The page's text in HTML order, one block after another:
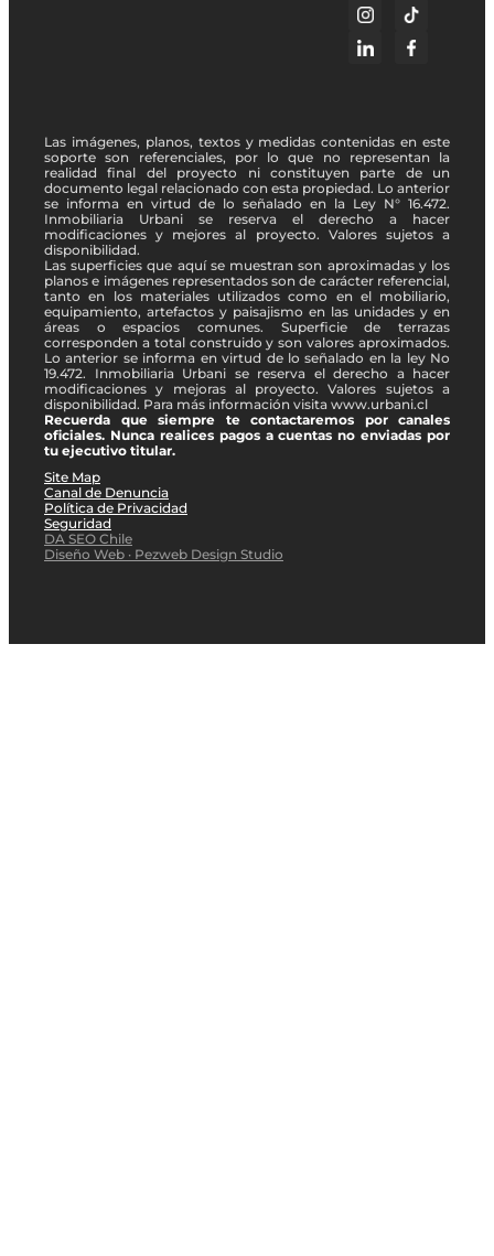
Las imágenes, planos, textos y medidas contenidas en este
soporte son referenciales, por lo que no representan la
realidad final del proyecto ni constituyen parte de un
documento legal relacionado con esta propiedad. Lo anterior
se informa en virtud de lo señalado en la Ley N° 16.472.
Inmobiliaria Urbani se reserva el derecho a hacer
modificaciones y mejores al proyecto. Valores sujetos a
disponibilidad.
Las superficies que aquí se muestran son aproximadas y los
planos e imágenes representados son de carácter referencial,
tanto en los materiales utilizados como en el mobiliario,
equipamiento, artefactos y paisajismo en las unidades y en
áreas o espacios comunes. Superficie de terrazas
corresponden a total construido y son valores aproximados.
Lo anterior se informa en virtud de lo señalado en la ley No
19.472. Inmobiliaria Urbani se reserva el derecho a hacer
modificaciones y mejoras al proyecto. Valores sujetos a
disponibilidad. Para más información visita www.urbani.cl
Recuerda que siempre te contactaremos por canales
oficiales. Nunca realices pagos a cuentas no enviadas por
tu ejecutivo titular.
Site Map
Canal de Denuncia
Política de Privacidad
Seguridad
DA SEO Chile
Diseño Web · Pezweb Design Studio